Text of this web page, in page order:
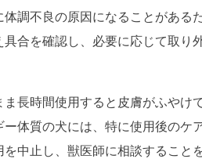
調不良の原因になることがある
合を確認し、必要に応じて取り
長時間使用すると皮膚がふやけ
体質の犬には、特に使用後のケ
中止し、獣医師に相談すること